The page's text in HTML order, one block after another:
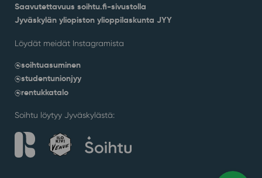
Saavutettavuus soihtu.fi-sivustolla
Jyväskylän yliopiston ylioppilaskunta JYY
Löydät meidät Instagramista
@soihtuasuminen
@studentunionjyy
@rentukkatalo
Soihtu löytyy Jyväskylästä: